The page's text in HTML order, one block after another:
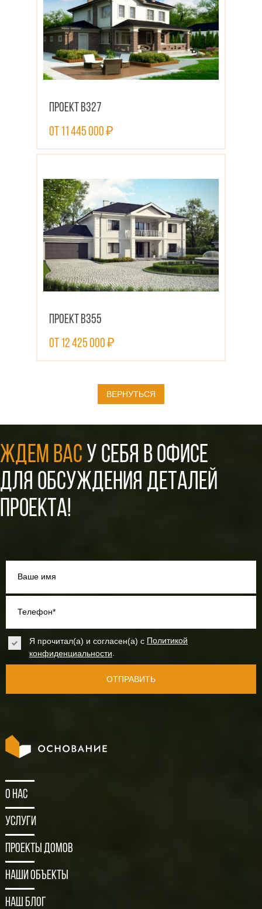
Проект В327
от 11 445 000 ₽
Проект В355
от 12 425 000 ₽
ВЕРНУТЬСЯ
ЖДЕМ ВАС У СЕБЯ В ОФИСЕ
ДЛЯ ОБСУЖДЕНИЯ ДЕТАЛЕЙ
ПРОЕКТА!
Ваше имя
Телефон*
Я прочитал(а) и согласен(а) с Политикой
конфиденциальности
ОТПРАВИТЬ
О нас
Услуги
Проекты домов
Наши объекты
Наш блог